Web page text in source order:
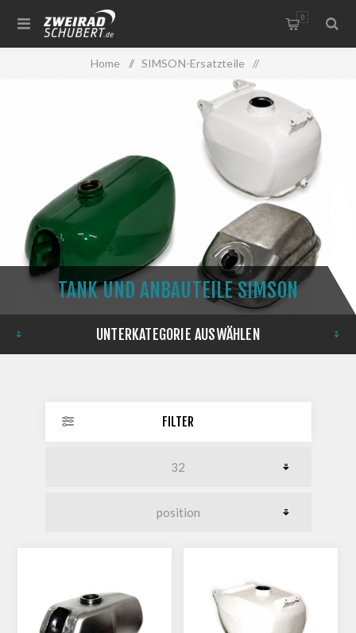
0
Home / SIMSON-Ersatzteile /
Tank und Anbauteile Simson
TANK UND ANBAUTEILE SIMSON
UNTERKATEGORIE AUSWÄHLEN
FILTER